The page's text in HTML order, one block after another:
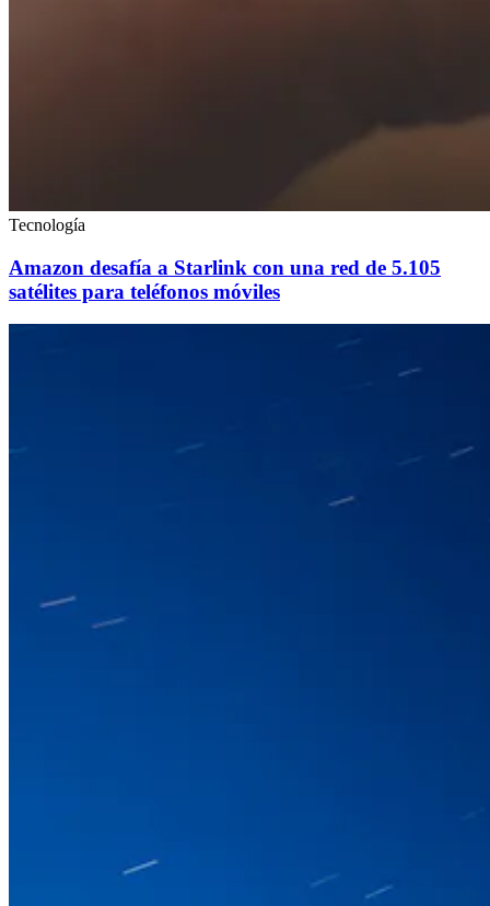
Tecnología
Amazon desafía a Starlink con una red de 5.105
satélites para teléfonos móviles